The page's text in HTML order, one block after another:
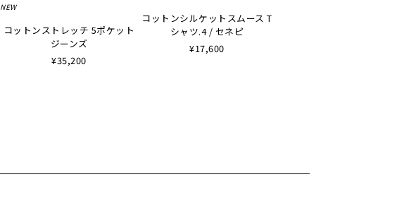
NEW
コットンストレッチ 5ポケット
ジーンズ
¥35,200
コットンシルケットスムース T
シャツ.4 / セネピ
¥17,600